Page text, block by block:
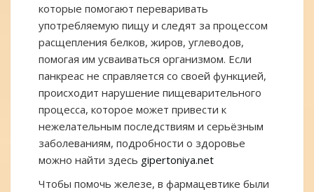
которые помогают переваривать
употребляемую пищу и следят за процессом
расщепления белков, жиров, углеводов,
помогая им усваиваться организмом. Если
панкреас не справляется со своей функцией,
происходит нарушение пищеварительного
процесса, которое может привести к
нежелательным последствиям и серьёзным
заболеваниям, подробности о здоровье
можно найти здесь gipertoniya.net
Чтобы помочь железе, в фармацевтике были